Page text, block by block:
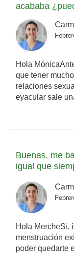
acababa
Hola
que tener
relaciones
eyacular sale
Buenas, me
igual que
Hola MercheSí,
menstruación
poder quedarte